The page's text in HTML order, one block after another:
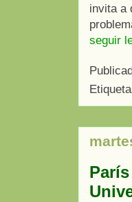
invita a
seguir